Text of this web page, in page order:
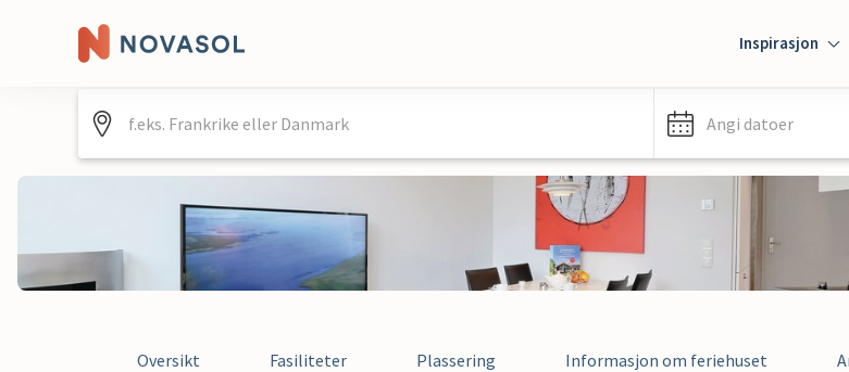
Inspirasjon
Angi datoer
Oversikt Fasiliteter Plassering Informasjon om feriehuset